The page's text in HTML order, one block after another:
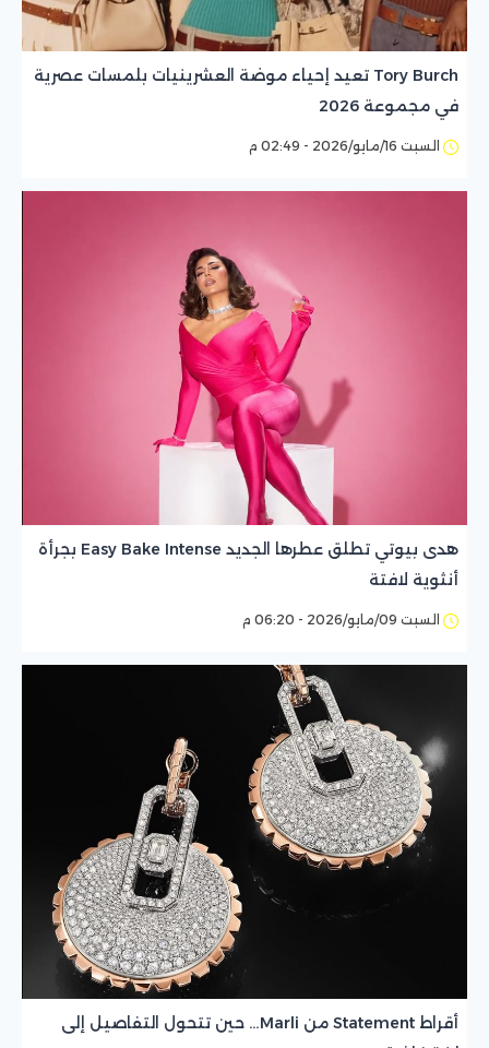
Tory Burch تعيد إحياء موضة العشرينيات بلمسات عصرية
في مجموعة 2026
السبت 16/مايو/2026 - 02:49 م
هدى بيوتي تطلق عطرها الجديد Easy Bake Intense بجرأة
أنثوية لافتة
السبت 09/مايو/2026 - 06:20 م
أقراط Statement من Marli… حين تتحول التفاصيل إلى